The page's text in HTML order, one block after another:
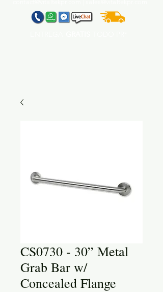
CS0730 - 30” Metal
Grab Bar w/
Concealed Flange